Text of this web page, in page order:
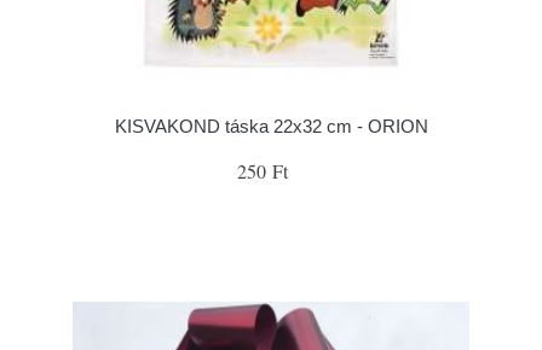
KISVAKOND táska 22x32 cm - ORION
250 Ft